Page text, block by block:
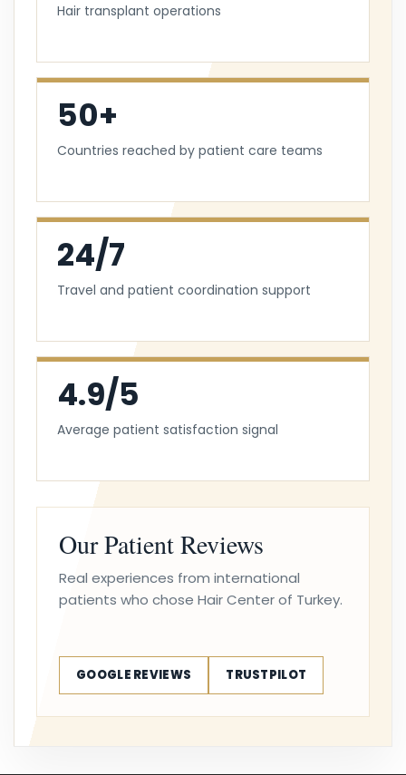
Hair transplant operations
50+
Countries reached by patient care teams
24/7
Travel and patient coordination support
4.9/5
Average patient satisfaction signal
Our Patient Reviews
Real experiences from international
patients who chose Hair Center of Turkey.
GOOGLE REVIEWS TRUSTPILOT